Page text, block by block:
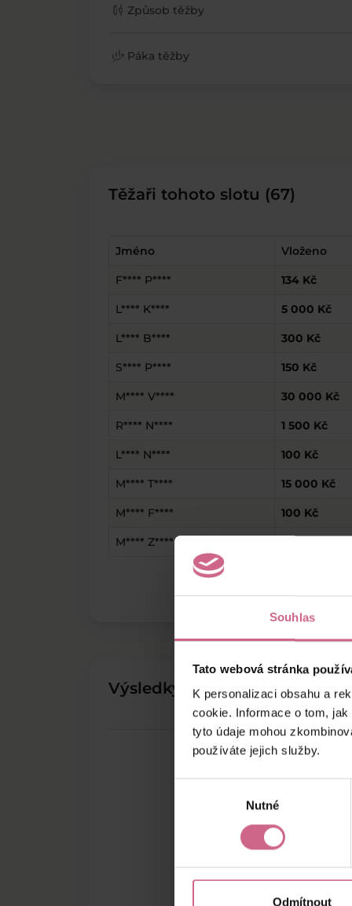
Souhlas
Tato webová stránka
K personalizaci obsahu a
cookie. Informace o tom,
tyto údaje mohou
používáte jejich služby.
Nutné
Odmítnout
candlestick_chart Způsob těžby
finance_mode Páka těžby
Těžaři tohoto slotu (67)
Jméno Vloženo
F**** P**** 134 Kč
L**** K**** 5 000 Kč
L**** B**** 300 Kč
S**** P**** 150 Kč
M**** V**** 30 000 Kč
R**** N**** 1 500 Kč
L**** N**** 100 Kč
M**** T**** 15 000 Kč
M**** F**** 100 Kč
M**** Z****
Výsledky těžby